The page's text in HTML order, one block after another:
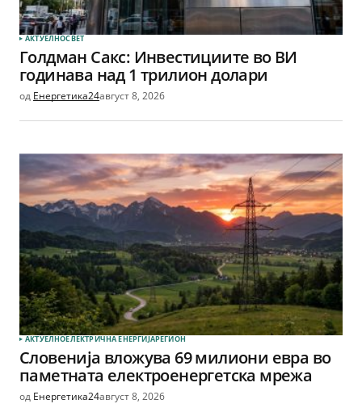
АКТУЕЛНОСВЕТ
Голдман Сакс: Инвестициите во ВИ
годинава над 1 трилион долари
од Енергетика24август 8, 2026
АКТУЕЛНОЕЛЕКТРИЧНА ЕНЕРГИЈАРЕГИОН
Словенија вложува 69 милиони евра во
паметната електроенергетска мрежа
од Енергетика24август 8, 2026